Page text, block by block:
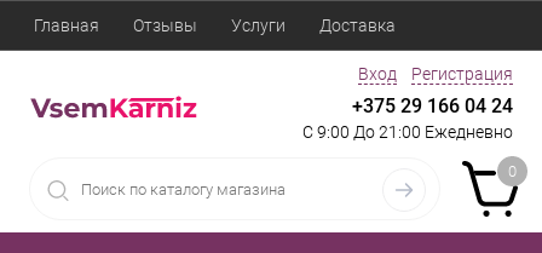
Главная Отзывы Услуги Доставка
Вход Регистрация
+375 29 166 04 24
С 9:00 До 21:00 Ежедневно
0